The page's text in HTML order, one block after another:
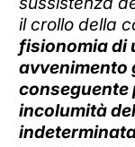
il crollo della
fisionomia di
avvenimento
conseguente
incolumità